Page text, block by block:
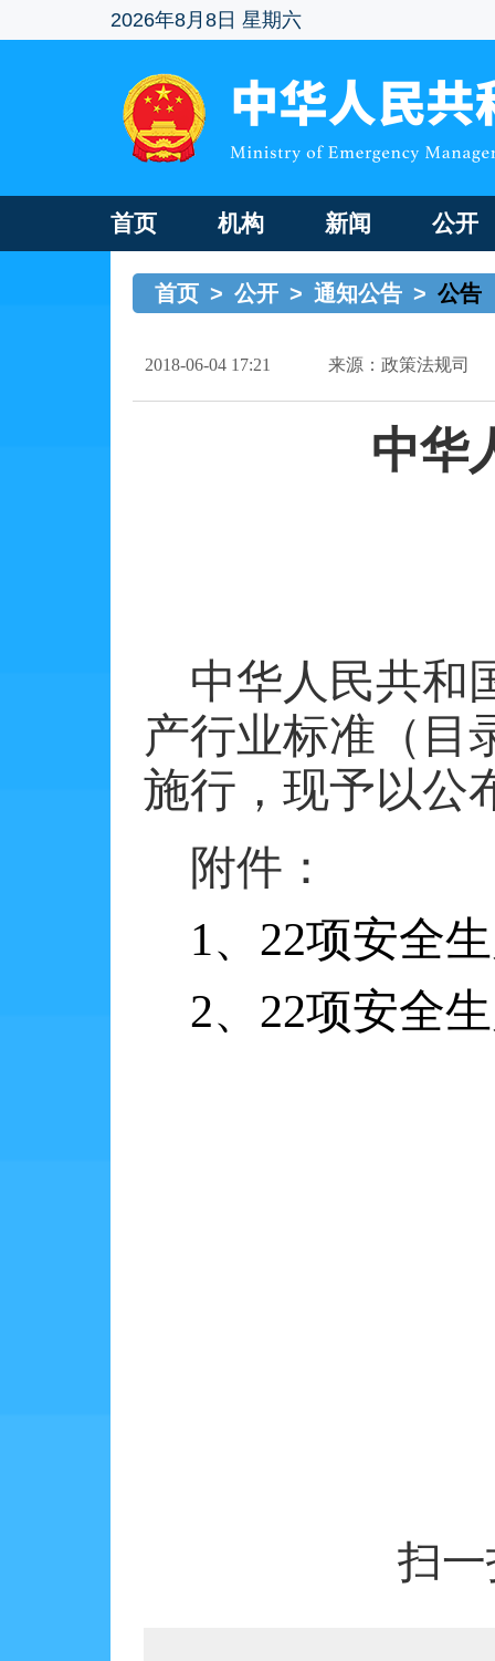
2026年8月8日 星期六
首页 机构 新闻 公开
首页 > 公开 > 通知公告 > 公告
2018-06-04 17:21 来源：政策法规司
中华
中华人民共和
产行业标准（目
施行，现予以公
附件：
1、 22项安全
2、 22项安全
扫